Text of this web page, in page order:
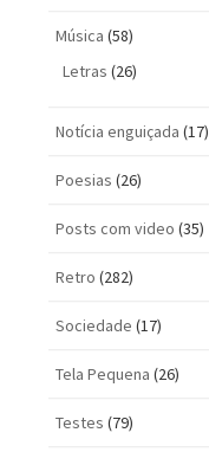
Música (58)
Letras (26)
Notícia enguiçada (17)
Poesias (26)
Posts com vi­deo (35)
Retro (282)
Sociedade (17)
Tela Pequena (26)
Testes (79)